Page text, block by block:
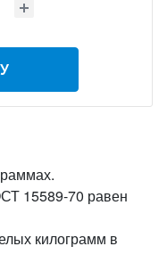
15589-70 равен
килограмм в